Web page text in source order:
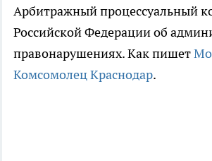
Арбитражный процессуальный
Российской Федерации об
правонарушениях. Как пишет
Комсомолец Краснодар.